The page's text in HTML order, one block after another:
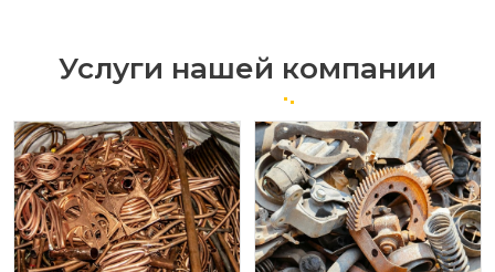
Услуги нашей компании